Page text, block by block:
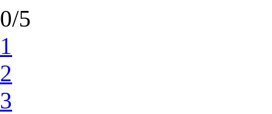
0/5
1
2
3